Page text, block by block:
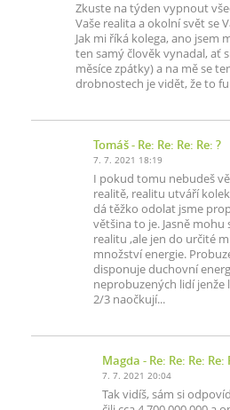
Zkuste na týden vypnout
Vaše realita a okolní svět se
Jak mi říká kolega, ano jsem
ten samý člověk vynadal, ať
měsíce zpátky) a na mě se
drobnostech je vidět, že to
Tomáš- Re: Re: Re: Re: ?
7. 7. 2021 18:19
I pokud tomu nebudeš
realitě, realitu utváří
dá těžko odolat jsme
většina to je. Jasně
realitu ,ale jen do určité
množství energie.
disponuje duchovní
neprobuzených lidí jenže
2/3 naočkují...
Magda - Re: Re: Re: Re:
7. 7. 2021 20:04
Tak vidíš, sám si